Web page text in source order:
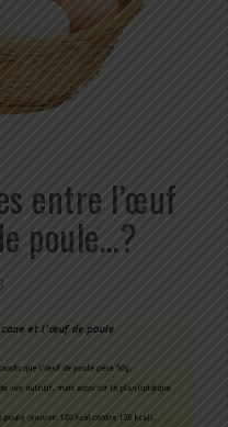
entre l’œuf
poule…?